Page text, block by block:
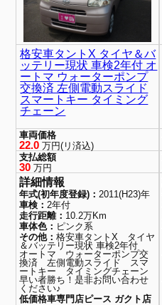
格安車タントX タイヤ＆バ
ッテリー現状 車検2年付 オ
ートマ ウォーターポンプ
交換済 左側電動スライド
スマートキー タイミング
チェーン
車両価格
22.0 万円(リ済込)
支払総額
30 万円
詳細情報
年式(初年度登録)： 2011(H23)年
車検： 2年付
走行距離： 10.2万Km
車体色： ピンク系
その他：格安車タントX タイヤ
＆バッテリー現状 車検2年付
オートマ ウォーターポンプ交
換済 左側電動スライド スマ
ートキー タイミングチェーン
早い者勝ち！是非お問い合わせ
ください♪
低価格車専門店ピース ガクト店